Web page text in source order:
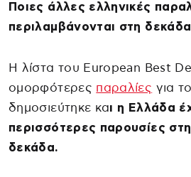
Ποιες άλλες ελληνικές
περιλαμβάνονται στη δεκάδα
Η λίστα του European Best
ομορφότερες παραλίες για
δημοσιεύτηκε και η Ελλάδα
περισσότερες παρουσίες
δεκάδα.